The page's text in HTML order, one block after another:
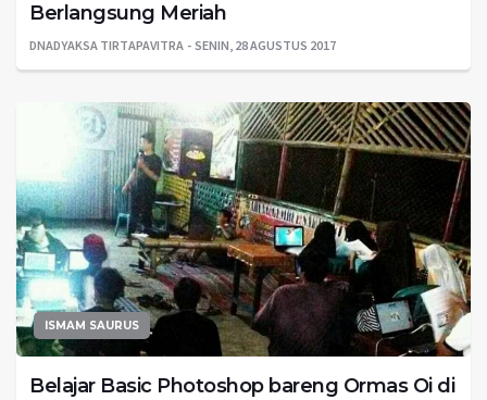
Berlangsung Meriah
DNADYAKSA TIRTAPAVITRA SENIN, 28 AGUSTUS 2017
ISMAM SAURUS
Belajar Basic Photoshop bareng Ormas Oi di